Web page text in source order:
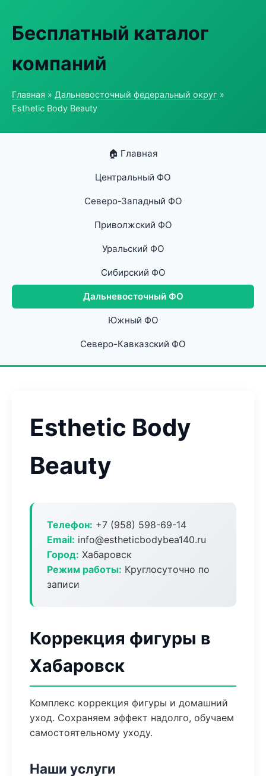
Бесплатный каталог
компаний
Главная » Дальневосточный федеральный округ »
Esthetic Body Beauty
🏠 Главная
Центральный ФО
Северо-Западный ФО
Приволжский ФО
Уральский ФО
Сибирский ФО
Дальневосточный ФО
Южный ФО
Северо-Кавказский ФО
Esthetic Body
Beauty
Телефон: +7 (958) 598-69-14
Email: info@estheticbodybea140.ru
Город: Хабаровск
Режим работы: Круглосуточно по
записи
Коррекция фигуры в
Хабаровск
Комплекс коррекция фигуры и домашний
уход. Сохраняем эффект надолго, обучаем
самостоятельному уходу.
Наши услуги